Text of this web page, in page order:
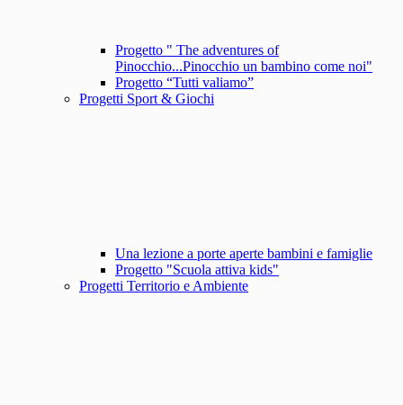
Progetto " The adventures of
Pinocchio...Pinocchio un bambino come noi"
Progetto “Tutti valiamo”
Progetti Sport & Giochi
Una lezione a porte aperte bambini e famiglie
Progetto "Scuola attiva kids"
Progetti Territorio e Ambiente